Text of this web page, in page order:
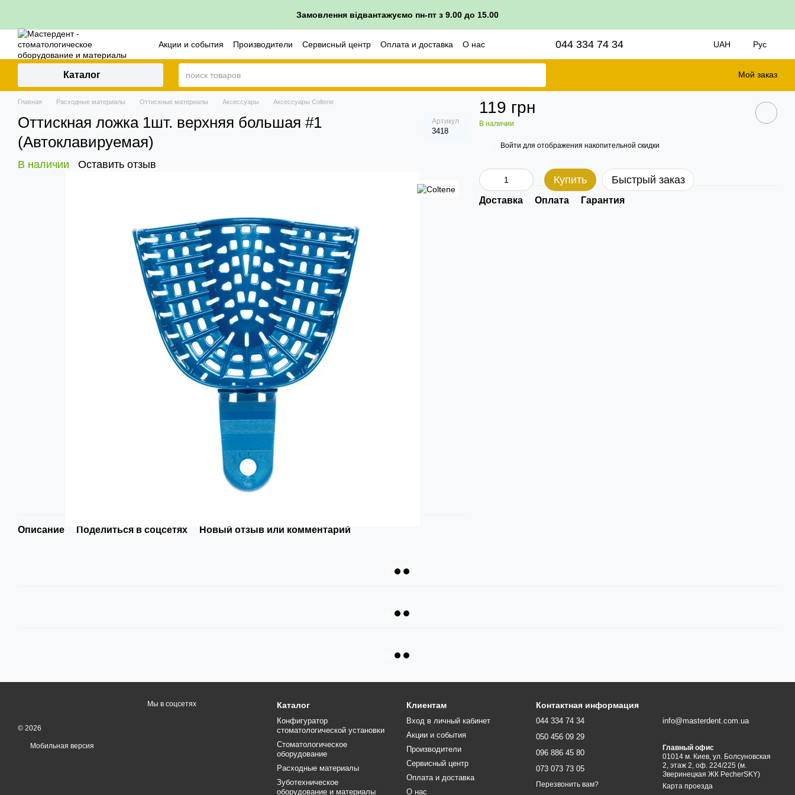
Замовлення відвантажуємо пн-пт з 9.00 до 15.00
Акции и события Производители Сервисный центр Оплата и доставка
О нас
044 334 74 34 UAH Рус
Каталог Мой заказ
Главная Расходные материалы Оттискные материалы Аксессуары Аксессуары Coltene
Оттискная ложка 1шт. верхняя большая #1
(Автоклавируемая)
Артикул
3418
В наличии Оставить отзыв
Описание Поделиться в соцсетях Новый отзыв или комментарий
119 грн
В наличии
Войти для отображения накопительной скидки
Купить Быстрый заказ
Доставка Оплата Гарантия
© 2026
Мобильная версия
Мы в соцсетях Каталог
Конфигуратор
стоматологической установки
Стоматологическое
оборудование
Расходные материалы
Зуботехническое
оборудование и материалы
Клиентам
Вход в личный кабинет
Акции и события
Производители
Сервисный центр
Оплата и доставка
О нас
Контактная информация
044 334 74 34
050 456 09 29
096 886 45 80
073 073 73 05
Перезвонить вам?
info@masterdent.com.ua
Главный офис
01014 м. Киев, ул. Болсуновская
2, этаж 2, оф. 224/225 (м.
Зверинецкая ЖК PecherSKY)
Карта проезда